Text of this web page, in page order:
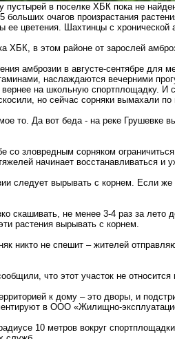
пустырей в поселке ХБК пока не
очагов произрастания
цветения. Шахтинцы с хронической
ХБК, в этом районе от зарослей
амброзии в августе-сентябре
наслаждаются вечерними
на школьную спортплощадку. И
но сейчас сорняки вымахали по
то. Да вот беда - на реке Грушевке
со зловредным сорняком
начинает восстанавливаться и
следует вырывать с корнем. Если
скашивать, не менее 3-4 раз за лето
растения вырывать с корнем.
никто не спешит – жителей
что этот участок не
к дому – это дворы, и
в ООО «Жилищно-
10 метров вокруг